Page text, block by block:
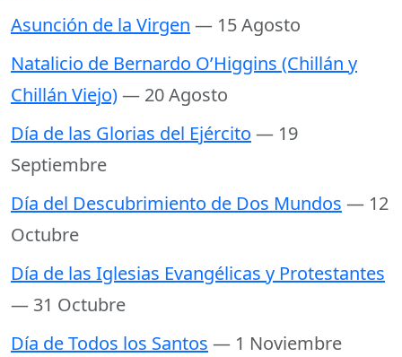
Asunción de la Virgen — 15 Agosto
Natalicio de Bernardo O’Higgins (Chillán y
Chillán Viejo)— 20 Agosto
Día de las Glorias del Ejército — 19
Septiembre
Día del Descubrimiento de Dos Mundos — 12
Octubre
Día de las Iglesias Evangélicas y Protestantes
— 31 Octubre
Día de Todos los Santos — 1 Noviembre